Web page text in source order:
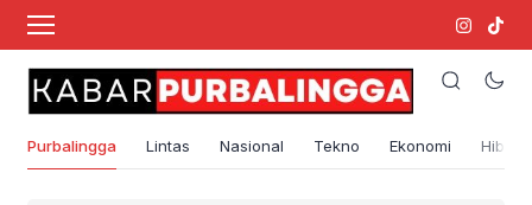
Purbalingga Lintas Nasional Tekno Ekonomi